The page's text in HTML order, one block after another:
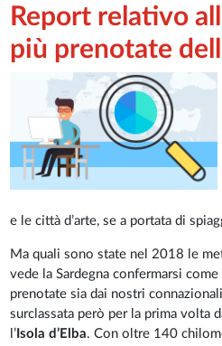
Report relativo
più prenotate
e le città d’arte, se a portata di
Ma quali sono state nel 2018 le
vede la Sardegna confermarsi
prenotate sia dai nostri
surclassata però per la prima volta
l’ Isola d’Elba. Con oltre 140